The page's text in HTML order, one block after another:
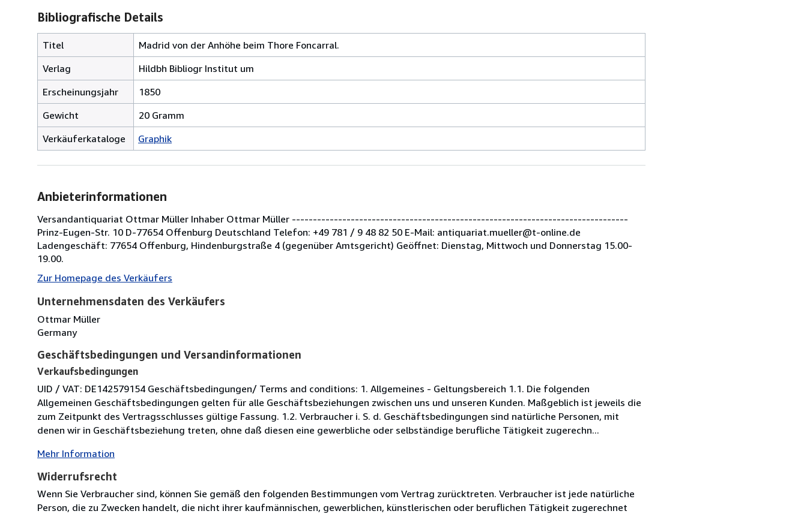
Bibliografische Details
Titel
Madrid von der Anhöhe beim Thore Foncarral.
Verlag
Hildbh Bibliogr Institut um
Erscheinungsjahr
1850
Gewicht
20 Gramm
Verkäuferkataloge
Graphik
Anbieterinformationen
Versandantiquariat Ottmar Müller Inhaber Ottmar Müller --------------------------------------------------------------------------------
Prinz-Eugen-Str. 10 D-77654 Offenburg Deutschland Telefon: +49 781 / 9 48 82 50 E-Mail: antiquariat.mueller@t-online.de
Ladengeschäft: 77654 Offenburg, Hindenburgstraße 4 (gegenüber Amtsgericht) Geöffnet: Dienstag, Mittwoch und Donnerstag 15.00-
19.00.
Zur Homepage des Verkäufers
Unternehmensdaten des Verkäufers
Ottmar Müller
Germany
Geschäftsbedingungen und Versandinformationen
Verkaufsbedingungen
UID / VAT: DE142579154 Geschäftsbedingungen/ Terms and conditions: 1. Allgemeines - Geltungsbereich 1.1. Die folgenden
Allgemeinen Geschäftsbedingungen gelten für alle Geschäftsbeziehungen zwischen uns und unseren Kunden. Maßgeblich ist jeweils die
zum Zeitpunkt des Vertragsschlusses gültige Fassung. 1.2. Verbraucher i. S. d. Geschäftsbedingungen sind natürliche Personen, mit
denen wir in Geschäftsbeziehung treten, ohne daß diesen eine gewerbliche oder selbständige berufliche Tätigkeit zugerechn...
Mehr Information
Widerrufsrecht
Wenn Sie Verbraucher sind, können Sie gemäß den folgenden Bestimmungen vom Vertrag zurücktreten. Verbraucher ist jede natürliche
Person, die zu Zwecken handelt, die nicht ihrer kaufmännischen, gewerblichen, künstlerischen oder beruflichen Tätigkeit zugerechnet